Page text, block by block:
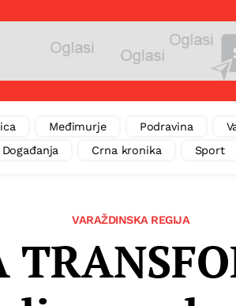
Međimurje Podravina
Događanja Crna kronika Sport
VARAŽDINSKA REGIJA